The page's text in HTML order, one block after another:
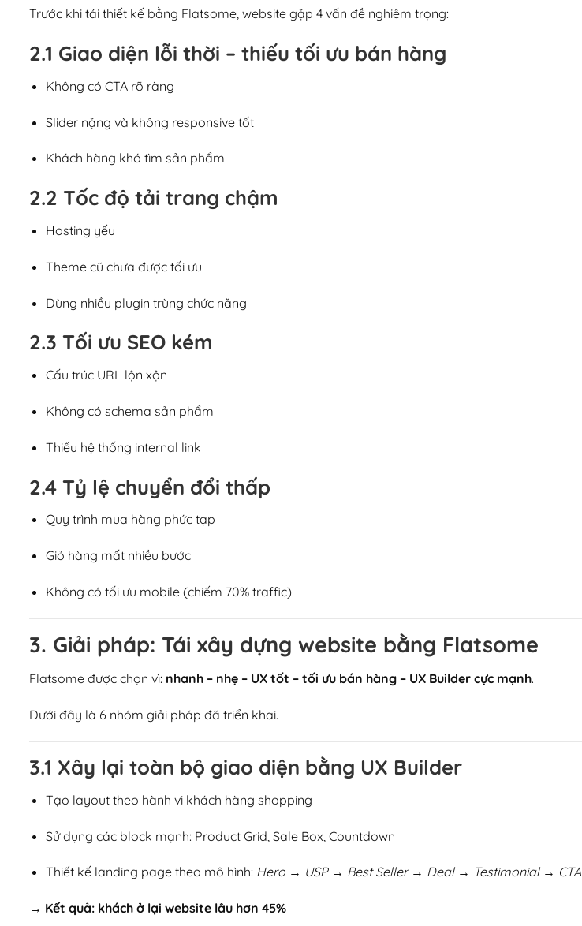
Trước khi tái thiết kế bằng Flatsome, website gặp 4 vấn đề nghiêm trọng:
2.1 Giao diện lỗi thời – thiếu tối ưu bán hàng
Không có CTA rõ ràng
Slider nặng và không responsive tốt
Khách hàng khó tìm sản phẩm
2.2 Tốc độ tải trang chậm
Hosting yếu
Theme cũ chưa được tối ưu
Dùng nhiều plugin trùng chức năng
2.3 Tối ưu SEO kém
Cấu trúc URL lộn xộn
Không có schema sản phẩm
Thiếu hệ thống internal link
2.4 Tỷ lệ chuyển đổi thấp
Quy trình mua hàng phức tạp
Giỏ hàng mất nhiều bước
Không có tối ưu mobile (chiếm 70% traffic)
3. Giải pháp: Tái xây dựng website bằng Flatsome
Flatsome được chọn vì: nhanh – nhẹ – UX tốt – tối ưu bán hàng – UX Builder cực mạnh.
Dưới đây là 6 nhóm giải pháp đã triển khai.
3.1 Xây lại toàn bộ giao diện bằng UX Builder
Tạo layout theo hành vi khách hàng shopping
Sử dụng các block mạnh: Product Grid, Sale Box, Countdown
Thiết kế landing page theo mô hình: Hero → USP → Best Seller → Deal → Testimonial → CTA
→ Kết quả: khách ở lại website lâu hơn 45%